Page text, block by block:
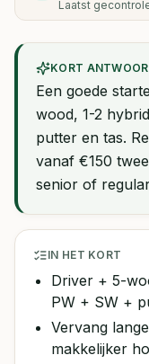
Laatst
KORT
Een goede
wood, 1-2
putter en tas.
vanaf €150
senior of
IN HET KORT
Driver + 5-
PW + SW +
Vervang
makkelijker